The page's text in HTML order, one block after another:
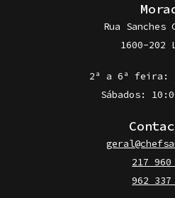
Rua Sanches
1600-202
2ª a 6ª feira:
Sábados:
217 960
962 337